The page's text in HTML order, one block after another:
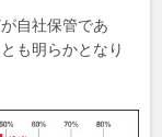
自社保管であ
も明らかとなり